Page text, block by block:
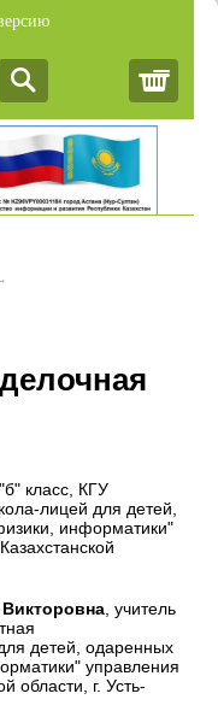
класс, КГУ
лицей для детей,
информатики"
, учитель
детей, одаренных
управления
области, г. Усть-